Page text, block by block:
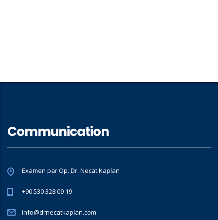
Communication
Examen par Op. Dr. Necat Kaplan
+90 530 328 09 19
info@drnecatkaplan.com